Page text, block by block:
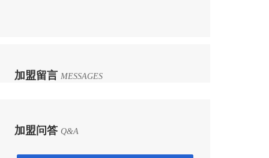
加盟留言 MESSAGES
加盟问答 Q&A